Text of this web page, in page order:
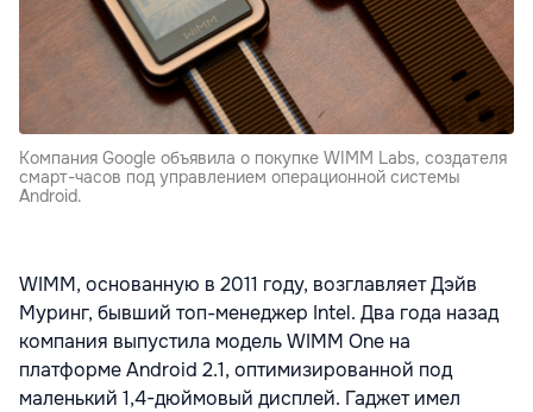
Компания Google объявила о покупке WIMM Labs, создателя
смарт-часов под управлением операционной системы
Android.
WIMM, основанную в 2011 году, возглавляет Дэйв
Муринг, бывший топ-менеджер Intel. Два года назад
компания выпустила модель WIMM One на
платформе Android 2.1, оптимизированной под
маленький 1,4-дюймовый дисплей. Гаджет имел